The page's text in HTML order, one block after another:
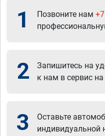
1 Позвоните нам
2
Запишитесь на
к нам в сервис
3
Оставьте
индивидуальной